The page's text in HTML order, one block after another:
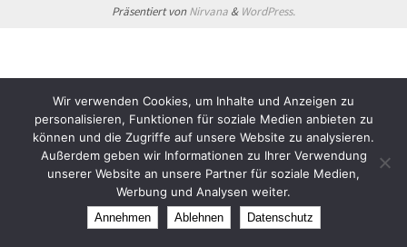
Präsentiert vonNirvana & WordPress.
Wir verwenden Cookies, um Inhalte und Anzeigen zu
personalisieren, Funktionen für soziale Medien anbieten zu
können und die Zugriffe auf unsere Website zu analysieren.
Außerdem geben wir Informationen zu Ihrer Verwendung
unserer Website an unsere Partner für soziale Medien,
Werbung und Analysen weiter.
Annehmen Ablehnen Datenschutz